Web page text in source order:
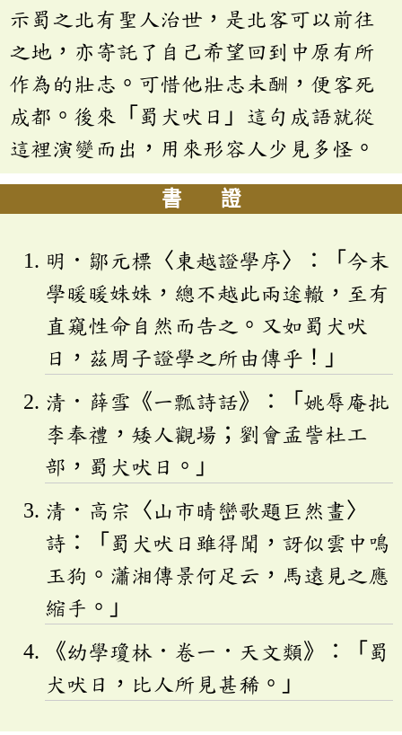
示蜀之北有聖人治世，是北客可以前往
之地，亦寄託了自己希望回到中原有所
作為的壯志。可惜他壯志未酬，便客死
成都。後來「蜀犬吠日」這句成語就從
這裡演變而出，用來形容人少見多怪。
書 證
明．鄒元標〈東越證學序〉：「今末
學暖暖姝姝，總不越此兩途轍，至有
直窺性命自然而告之。又如蜀犬吠
日，茲周子證學之所由傳乎！」
清．薛雪《一瓢詩話》：「姚辱庵批
李奉禮，矮人觀場；劉會孟訾杜工
部，蜀犬吠日。」
清．高宗〈山市晴巒歌題巨然畫〉
詩：「蜀犬吠日雖得聞，訝似雲中鳴
玉狗。瀟湘傳景何足云，馬遠見之應
縮手。」
《幼學瓊林．卷一．天文類》：「蜀
犬吠日，比人所見甚稀。」